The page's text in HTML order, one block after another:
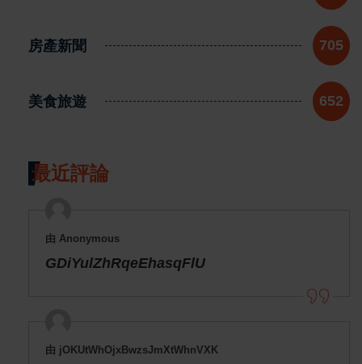
房產新聞 705
美食旅遊 652
最近評論
由 Anonymous
GDiYulZhRqeEhasqFlU
由 jOKUtWhOjxBwzsJmXtWhnVXK